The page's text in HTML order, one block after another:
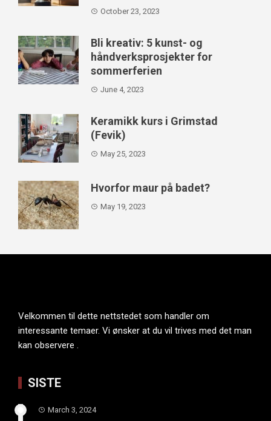
October 23, 2023
Bli kreativ: 5 kunst- og
håndverksprosjekter for
sommerferien
June 4, 2023
Keramikk kurs i Grimstad
(Fevik)
May 25, 2023
Hvorfor maur på badet?
May 19, 2023
Velkommen til dette nettstedet som handler om
interessante temaer. Vi ønsker at du vil trives med det man
kan observere .
SISTE
March 3, 2024